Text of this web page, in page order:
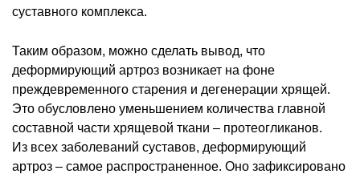
суставного комплекса.
Таким образом, можно сделать вывод, что
деформирующий артроз возникает на фоне
преждевременного старения и дегенерации хрящей.
Это обусловлено уменьшением количества главной
составной части хрящевой ткани – протеогликанов.
Из всех заболеваний суставов, деформирующий
артроз – самое распространенное. Оно зафиксировано